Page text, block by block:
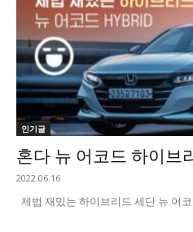
인기글
혼다 뉴 어코드 하이브
2022.06.16
제법 재밌는 하이브리드 세단 뉴 어